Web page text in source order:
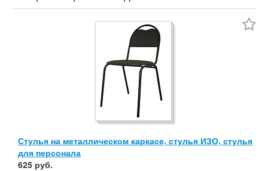
Стулья на металлическом каркасе, стулья ИЗО, стулья
для персонала
625 руб.